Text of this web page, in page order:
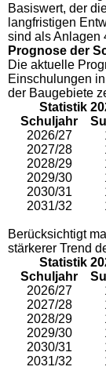
Basiswert, der
langfristigen
sind als Anlagen
Prognose der
Die aktuelle
Einschulungen
der Baugebiete
Statistik
Schuljahr
2026/27
2027/28
2028/29
2029/30
2030/31
2031/32
Berücksichtigt
stärkerer Trend
Statistik
Schuljahr
2026/27
2027/28
2028/29
2029/30
2030/31
2031/32